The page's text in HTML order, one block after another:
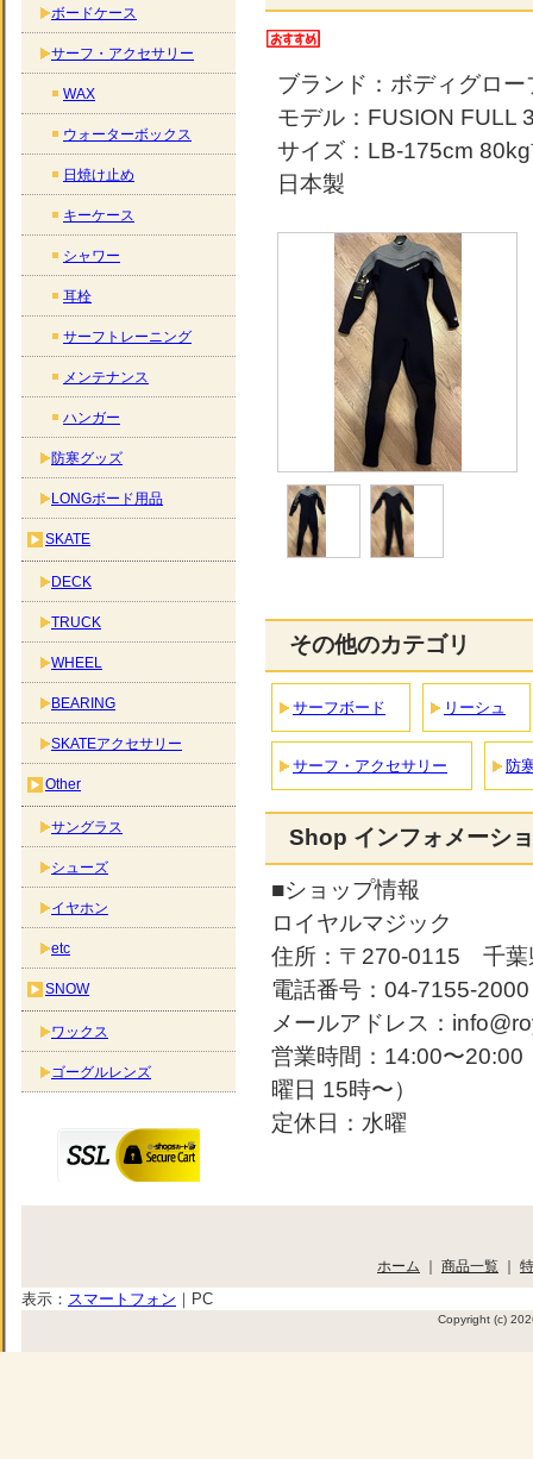
ブランド：ボディグロー
モデル：FUSION FULL
サイズ：LB-175cm
日本製
その他のカテゴリ
サーフボード リーシュ
サーフ・アクセサリー 防
Shop インフォメーシ
■ショップ情報
ロイヤルマジック
住所：〒270-0115 千葉
電話番号：04-7155-2000
メールアドレス：
営業時間：14:00〜20:00
曜日 15時〜）
定休日：水曜
ボードケース
サーフ・アクセサリー
WAX
ウォーターボックス
日焼け止め
キーケース
シャワー
耳栓
サーフトレーニング
メンテナンス
ハンガー
防寒グッズ
LONGボード用品
SKATE
DECK
TRUCK
WHEEL
BEARING
SKATEアクセサリー
Other
サングラス
シューズ
イヤホン
etc
SNOW
ワックス
ゴーグルレンズ
ホーム ｜ 商品一覧 ｜
表示： スマートフォン ｜ PC
Copyright (c)